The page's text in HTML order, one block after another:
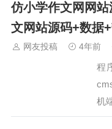
动
在
库
仿小学作文网网
文网站源码+数据
网友投稿 4年前
程
机
常